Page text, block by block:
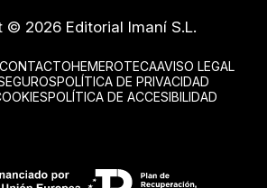
© 2026 Editorial Imaní S.L.
CONTACTOHEMEROTECAAVISO LEGAL
POLÍTICA DE PRIVACIDAD
POLÍTICA DE ACCESIBILIDAD